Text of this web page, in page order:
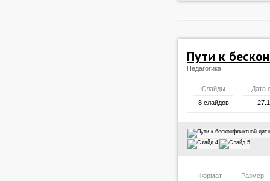
Пути к
Педагогика
Слайды
Дата
8 слайдов
Формат
Размер